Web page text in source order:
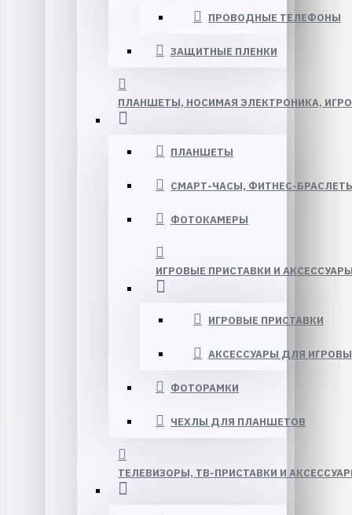
ПРОВОДНЫЕ ТЕЛЕФОНЫ
ЗАЩИТНЫЕ ПЛЕНКИ
ПЛАНШЕТЫ, НОСИМАЯ ЭЛЕКТРОНИКА,
ПЛАНШЕТЫ
СМАРТ-ЧАСЫ, ФИТНЕС-
ФОТОКАМЕРЫ
ИГРОВЫЕ ПРИСТАВКИ И
ИГРОВЫЕ ПРИСТАВКИ
АКСЕССУАРЫ ДЛЯ
ФОТОРАМКИ
ЧЕХЛЫ ДЛЯ ПЛАНШЕТОВ
ТЕЛЕВИЗОРЫ, ТВ-ПРИСТАВКИ И